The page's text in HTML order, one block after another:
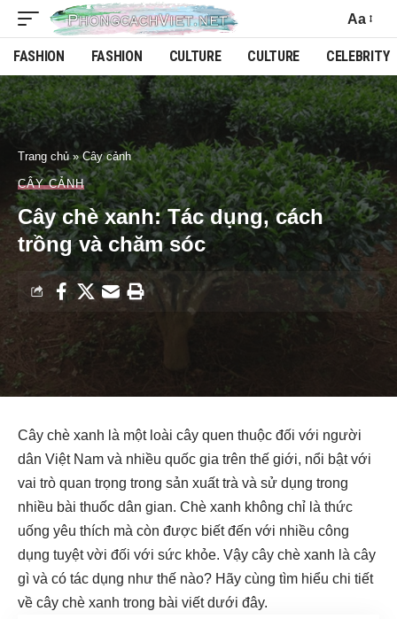
Aa
FASHION FASHION CULTURE CULTURE CELEBRITY
Trang chủ»Cây cảnh
CÂY CẢNH
Cây chè xanh: Tác dụng, cách
trồng và chăm sóc
Cây chè xanh là một loài cây quen thuộc đối với người
dân Việt Nam và nhiều quốc gia trên thế giới, nổi bật với
vai trò quan trọng trong sản xuất trà và sử dụng trong
nhiều bài thuốc dân gian. Chè xanh không chỉ là thức
uống yêu thích mà còn được biết đến với nhiều công
dụng tuyệt vời đối với sức khỏe. Vậy cây chè xanh là cây
gì và có tác dụng như thế nào? Hãy cùng tìm hiểu chi tiết
về cây chè xanh trong bài viết dưới đây.